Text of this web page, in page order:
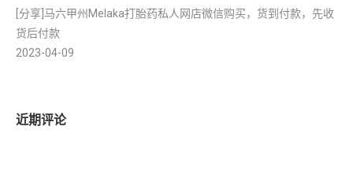
[分享]马六甲州Melaka打胎药私人网店微信购买，货到付款，先收
货后付款
2023-04-09
近期评论